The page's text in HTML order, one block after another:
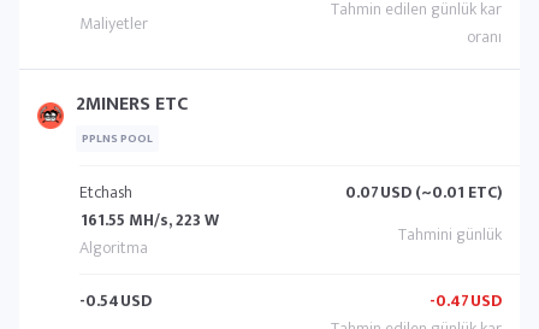
2MINERS ETC
PPLNS POOL
Etchash
161.55 MH/s, 223 W
0.07USD (~0.01 ETC)
-0.54USD -0.47USD